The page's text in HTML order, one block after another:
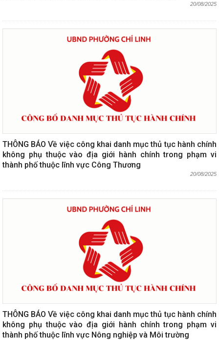
20/08/2025
THÔNG BÁO Về việc công khai danh mục thủ tục hành chính
không phụ thuộc vào địa giới hành chính trong phạm vi
thành phố thuộc lĩnh vực Công Thương
20/08/2025
THÔNG BÁO Về việc công khai danh mục thủ tục hành chính
không phụ thuộc vào địa giới hành chính trong phạm vi
thành phố thuộc lĩnh vực Nông nghiệp và Môi trường